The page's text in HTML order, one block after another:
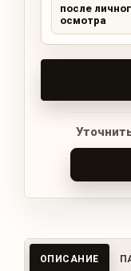
после
осмотра
ОПИСАНИЕ